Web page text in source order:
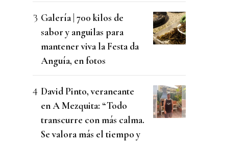
Galería | 700 kilos de
sabor y anguilas para
mantener viva la Festa da
Anguía, en fotos
David Pinto, veraneante
en A Mezquita: “Todo
transcurre con más calma.
Se valora más el tiempo y